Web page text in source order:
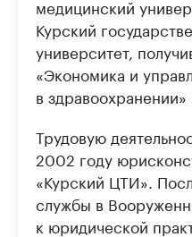
медицинский
Курский
университет,
«Экономика и
в
Трудовую
2002 году
«Курский ЦТИ».
службы в
к юридической